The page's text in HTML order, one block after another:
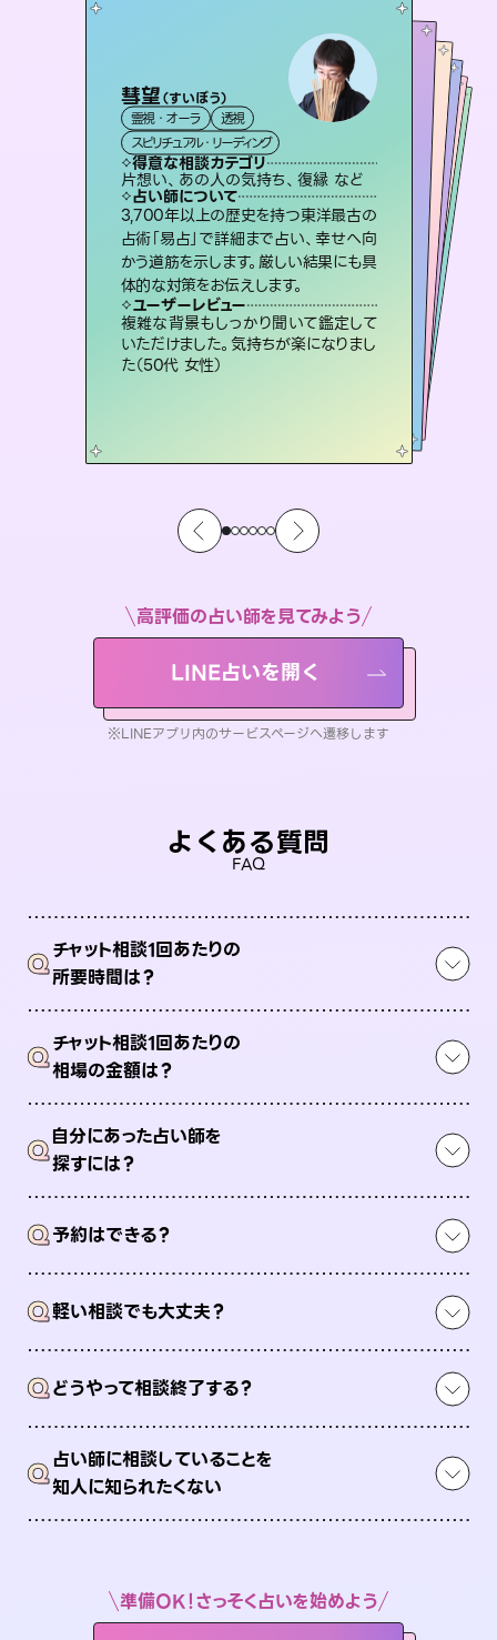
彗望（すいぼう）
霊視・オーラ
透視
スピリチュアル・リーディング
得意な相談カテゴリ
片想い、あの人の気持ち、復縁 など
占い師について
3,700年以上の歴史を持つ東洋最古の
占術「易占」で詳細まで占い、幸せへ向
かう道筋を示します。厳しい結果にも具
体的な対策をお伝えします。
ユーザーレビュー
複雑な背景もしっかり聞いて鑑定して
いただけました。気持ちが楽になりまし
た（50代 女性）
アイリス -iris-
西洋占星術 タロット
ルーン
得意な相談カテゴリ
恋愛総合、片想い、二人の未来 など
占い師について
復縁、恋愛、不倫の行方、同性愛や片
思い、仕事関係や借金問題まで知りた
いことや心の負担になっていることを
紐解き、背中をそっと押して導きます。
ユーザーレビュー
安心感のあり、言い切ってくれる所や濁
さない鑑定のおかげで、毎回自分の気
持ちを整えられます（30代 男性）
おう 霊感オラクル
霊視・オーラ
オラクルカード
得意な相談カテゴリ
恋愛総合、あの人の気持ち など
占い師について
霊視×オラクルカードを使って「今」と
「未来」そして「気になるあの人の気持
ち」まで丁寧に読み解き、恋や人生のヒ
ントを優しく引き出します。
ユーザーレビュー
不安な気持ちが嘘みたいに晴れまし
た…！よく視えていらっしゃるんだなと
感じました（40代 女性）
未来視師＊花
霊視・オーラ
スピリチュアル・リーディング
得意な相談カテゴリ
出逢い、片想い、復縁 など
占い師について
未来には何パターンもの選択肢があります。不安で視えにくくなっているあなたの素敵な未来を見つけ、その未来を選択できるようアドバイスします。
ユーザーレビュー
職場の人の性質や人間関係、本心など
本当によく視えていてびっくり。対策が
打てて前向きになれます（40代）
桃源珠羽
霊視・オーラ
スピリチュアル・リーディング
得意な相談カテゴリ
片想い、あの人の気持ち、復縁 など
占い師について
恋愛のお悩みの中でも特に「曖昧な関
係」の相談を得意としており、友達以上
恋人未満なお相手との今後や本音を丁
寧に読み解き恋愛成就へと導きます。
ユーザーレビュー
鑑定していただいてアドバイス通りに行
動すると仲が復活してきました。ありが
とうございました（40代 女性）
セラピスト理恵
霊視・オーラ タロット
スピリチュアル・リーディング
得意な相談カテゴリ
片想い、二人の未来、年の差 など
占い師について
連絡再開、復縁、成就などの報告実績
多数。セラピストとして2万超の施術経
験があるからこそできる鑑定で、より良
い未来をサポートします。
ユーザーレビュー
とても心温まる鑑定でした。しかもこち
らは何も言っていないのに視えていらっ
しゃるんだなと驚きです（30代女性）
高評価の占い師を見てみよう
LINE占いを開く
※LINEアプリ内のサービスページへ遷移します
よくある質問
FAQ
Qチャット相談1回あたりの
所要時間は？
Qチャット相談1回あたりの
相場の金額は？
Q自分にあった占い師を
探すには？
Q予約はできる？
Q軽い相談でも大丈夫？
Qどうやって相談終了する？
Q占い師に相談していることを
知人に知られたくない
準備OK！さっそく占いを始めよう